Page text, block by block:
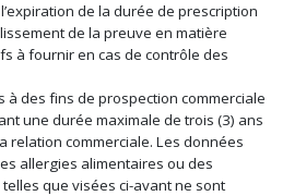
de la durée de prescription
de la preuve en matière
à fournir en cas de contrôle des
à des fins de prospection commerciale
une durée maximale de trois (3) ans
relation commerciale. Les données
allergies alimentaires ou des
que visées ci-avant ne sont